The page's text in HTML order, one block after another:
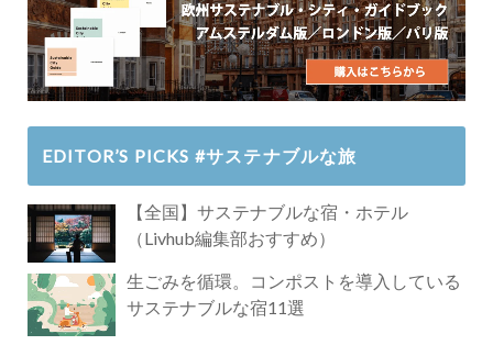
EDITOR’S PICKS #サステナブルな旅
【全国】サステナブルな宿・ホテル
（Livhub編集部おすすめ）
生ごみを循環。コンポストを導入している
サステナブルな宿11選